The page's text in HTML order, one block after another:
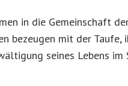
in die Gemeinschaft
bezeugen mit der
seines Lebens im